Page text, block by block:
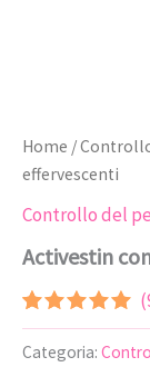
Home /
effervescenti
Controllo del
Activestin
Valutato
4.88su 5
su base
8
(
Categoria: